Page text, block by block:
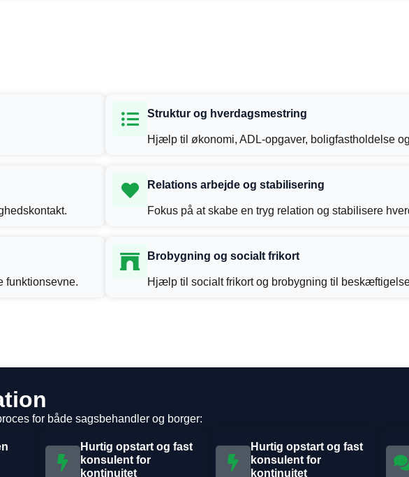
Struktur og hverdagsmestring
Hjælp til økonomi, ADL‑opgaver, boligfastholdelse
Relations arbejde og stabilisering
Fokus på at skabe en tryg relation og stabilisere
funktionsevne.
Brobygning og socialt frikort
Hjælp til socialt frikort og brobygning til
for både sagsbehandler og borger:
Hurtig opstart og fast
konsulent for
kontinuitet
Hurtig opstart og fast
konsulent for
kontinuitet